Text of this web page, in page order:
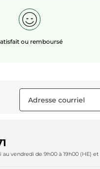
ou remboursé
au vendredi de 9h00 à 19h00 (HE)